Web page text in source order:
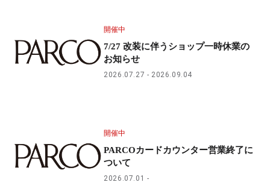
開催中
7/27 改装に伴うショップ一時休業の
お知らせ
2026.07.27 2026.09.04
開催中
PARCOカードカウンター営業終了に
ついて
2026.07.01